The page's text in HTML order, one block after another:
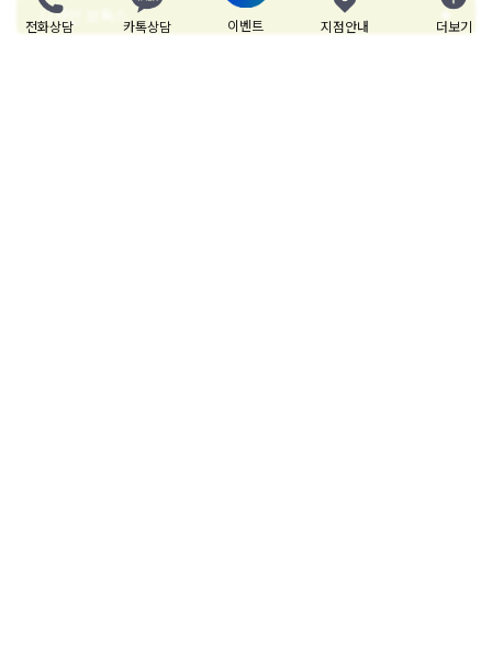
디자인 보톡스
닫기
전화상담 카톡상담 이벤트 지점안내 더보기